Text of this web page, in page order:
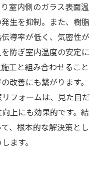
室内側のガラス表面温
生を抑制。また、樹脂
導率が低く、気密性が
防ぎ室内温度の安定に
工と組み合わせること
改善にも繋がります。
フォームは、見た目だ
上にも効果的です。結
、根本的な解決策とし
ます。